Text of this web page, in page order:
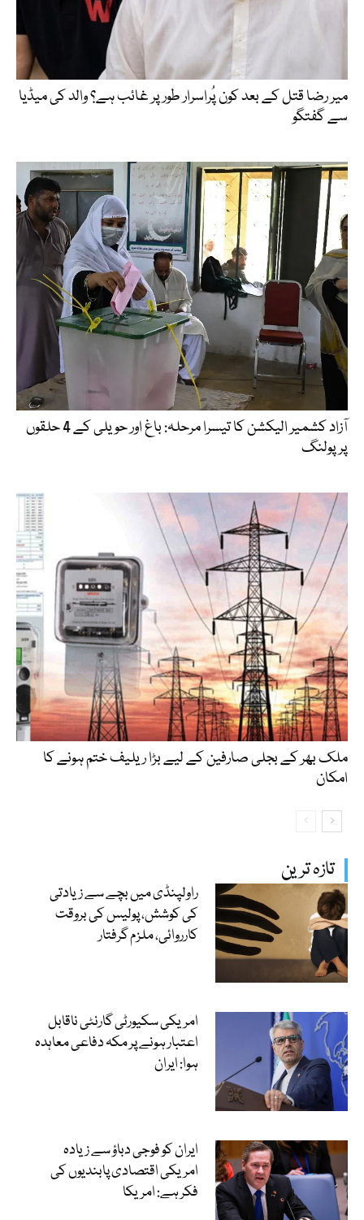
تازہ ترین
راولپنڈی میں بچے سے زیادتی
کی کوشش، پولیس کی بروقت
کارروائی، ملزم گرفتار
امریکی سکیورٹی گارنٹی ناقابل
اعتبار ہونے پر مکہ دفاعی معاہدہ
ہوا: ایران
ایران کو فوجی دباؤ سے زیادہ
امریکی اقتصادی پابندیوں کی
فکر ہے: امریکا
میر رضا قتل کے بعد کون پُراسرار طور پر غائب ہے؟ والد کی میڈیا
سے گفتگو
آزاد کشمیر الیکشن کا تیسرا مرحلہ: باغ اور حویلی کے 4 حلقوں
پر پولنگ
ملک بھر کے بجلی صارفین کے لیے بڑا ریلیف ختم ہونے کا
امکان